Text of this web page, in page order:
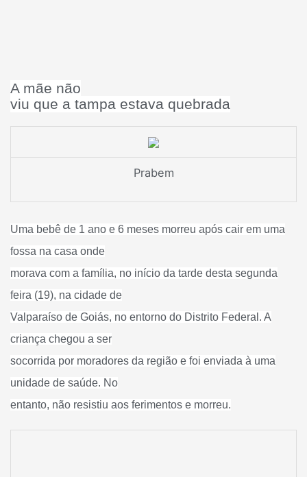
A mãe não
viu que a tampa estava quebrada
Prabem
Uma bebê de 1 ano e 6 meses morreu após cair em uma
fossa na casa onde
morava com a família, no início da tarde desta segunda
feira (19), na cidade de
Valparaíso de Goiás, no entorno do Distrito Federal. A
criança chegou a ser
socorrida por moradores da região e foi enviada à uma
unidade de saúde. No
entanto, não resistiu aos ferimentos e morreu.